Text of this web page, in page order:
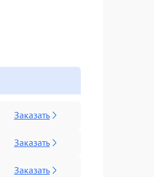
Заказать
Заказать
Заказать